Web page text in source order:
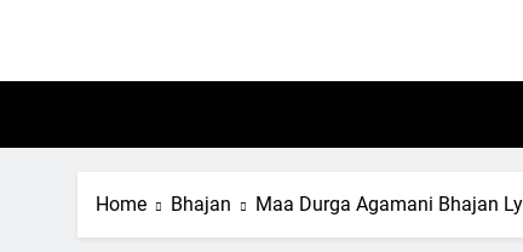
Home Bhajan Maa Durga Agamani Bhajan